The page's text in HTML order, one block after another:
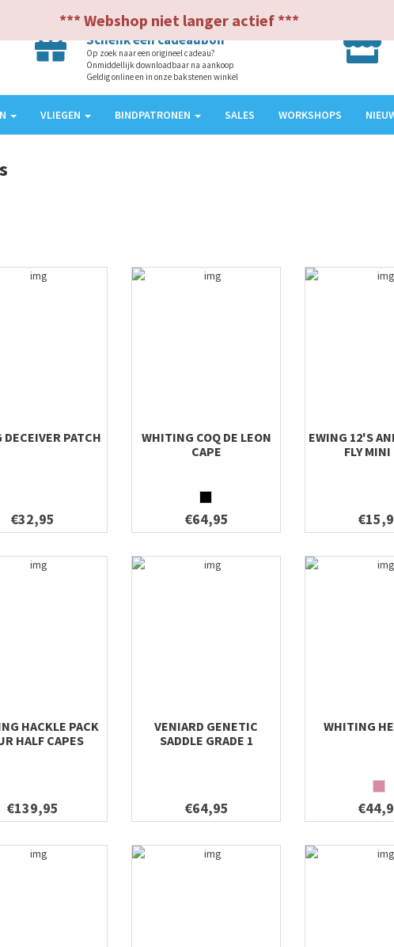
*** Webshop niet langer actief ***
Schenk een cadeaubon
Op zoek naar een origineel cadeau?
Onmiddellijk downloadbaar na aankoop
Geldig online en in onze bakstenen winkel
VLIEGEN BINDPATRONEN SALES WORKSHOPS
DECEIVER PATCH
€32,95
WHITING COQ DE LEON
CAPE
€64,95
EWING 12'S
FLY MINI
HACKLE PACK
HALF CAPES
€139,95
VENIARD GENETIC
SADDLE GRADE 1
€64,95
WHITING